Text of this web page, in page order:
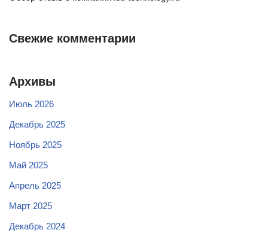
Свежие комментарии
Архивы
Июль 2026
Декабрь 2025
Ноябрь 2025
Май 2025
Апрель 2025
Март 2025
Декабрь 2024